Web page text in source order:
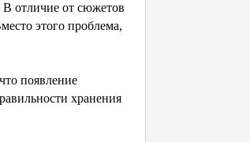
В отличие от сюжетов
этого проблема,
появление
хранения